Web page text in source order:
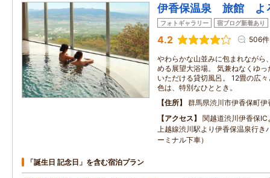
伊香保温泉 旅館 よ
フォトギャラリー 宿ブログ新着あり
4.2 506件
やわらかな山並みに包まれながら
める展望大浴場。 気兼ねなくゆ
いただける貸切風呂。 12畳の広
色は、特別なひととき。
住所
群馬県渋川市伊香保町
アクセス
関越道渋川伊香保
上越線渋川駅より伊香保温泉行き
ーミナル下車）
「誕生日 記念日」を含む宿泊プラン